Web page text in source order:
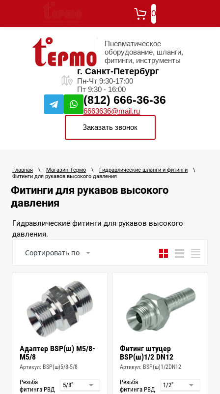
0
Пневматическое
оборудование, шланги,
фитинги, инструменты
г. Санкт-Петербург
Пн-Чт 9:30-17:00
Пт 9:30 - 16:00
(812) 666-36-36
6663636@mail.ru
Заказать звонок
Главная \ Магазин Термо \ Гидравлические шланги и фитинги
\
Фитинги для рукавов высокого давления
Фитинги для рукавов высокого
давления
Гидравлические фитинги для рукавов высокого
давления.
Сортировать по
Адаптер BSP(ш) M5/8-
M5/8
Артикул: BSP(ш)5/8-5/8
Резьба
фитинга РВД
Фитинг штуцер
BSP(ш)1/2 DN12
Артикул: BSP(ш)1/2DN12
Резьба
фитинга РВД